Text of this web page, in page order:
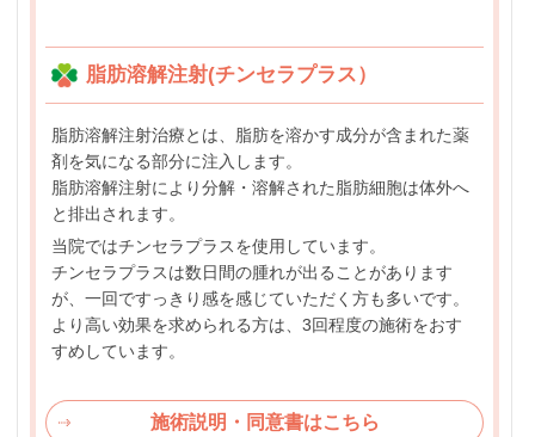
脂肪溶解注射(チンセラプラス）
脂肪溶解注射治療とは、脂肪を溶かす成分が含まれた薬
剤を気になる部分に注入します。
脂肪溶解注射により分解・溶解された脂肪細胞は体外へ
と排出されます。
当院ではチンセラプラスを使用しています。
チンセラプラスは数日間の腫れが出ることがあります
が、一回ですっきり感を感じていただく方も多いです。
より高い効果を求められる方は、3回程度の施術をおす
すめしています。
施術説明・同意書はこちら